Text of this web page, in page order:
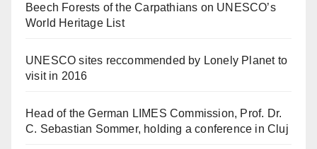
Beech Forests of the Carpathians on UNESCO’s
World Heritage List
UNESCO sites reccommended by Lonely Planet to
visit in 2016
Head of the German LIMES Commission, Prof. Dr.
C. Sebastian Sommer, holding a conference in Cluj